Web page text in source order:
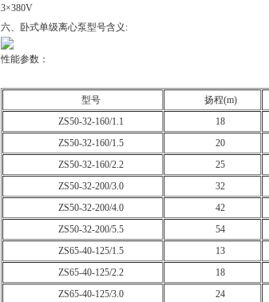
3×380V
六、卧式单级离心泵型号含义:
性能参数：
型号 扬程(m)
ZS50-32-160/1.1
18
ZS50-32-160/1.5
20
ZS50-32-160/2.2
25
ZS50-32-200/3.0
32
ZS50-32-200/4.0
42
ZS50-32-200/5.5
54
ZS65-40-125/1.5
13
ZS65-40-125/2.2
18
ZS65-40-125/3.0
24